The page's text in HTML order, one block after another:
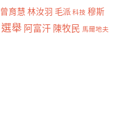
曾育慧 林汝羽 毛派 科技 穆斯
選舉 阿富汗 陳牧民 馬爾地夫